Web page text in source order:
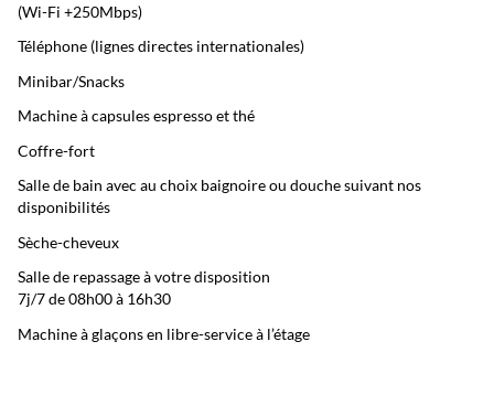
(Wi-Fi +250Mbps)
Téléphone (lignes directes internationales)
Minibar/Snacks
Machine à capsules espresso et thé
Coffre-fort
Salle de bain avec au choix baignoire ou douche suivant nos
disponibilités
Sèche-cheveux
Salle de repassage à votre disposition
7j/7 de 08h00 à 16h30
Machine à glaçons en libre-service à l’étage